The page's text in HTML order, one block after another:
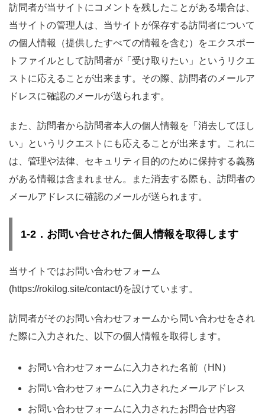
訪問者が当サイトにコメントを残したことがある場合は、
当サイトの管理人は、当サイトが保存する訪問者について
の個人情報（提供したすべての情報を含む）をエクスポー
トファイルとして訪問者が「受け取りたい」というリクエ
ストに応えることが出来ます。その際、訪問者のメールア
ドレスに確認のメールが送られます。
また、訪問者から訪問者本人の個人情報を「消去してほし
い」というリクエストにも応えることが出来ます。これに
は、管理や法律、セキュリティ目的のために保持する義務
がある情報は含まれません。また消去する際も、訪問者の
メールアドレスに確認のメールが送られます。
1-2．お問い合せされた個人情報を取得します
当サイトではお問い合わせフォーム
(https://rokilog.site/contact/)を設けています。
訪問者がそのお問い合わせフォームから問い合わせをされ
た際に入力された、以下の個人情報を取得します。
お問い合わせフォームに入力された名前（HN）
お問い合わせフォームに入力されたメールアドレス
お問い合わせフォームに入力されたお問合せ内容